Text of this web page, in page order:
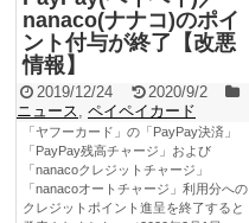
nanaco(ナナコ)のポイ
ント付与が終了【改悪
情報】
2019/12/24
2020/9/2
ニュース
ペイペイカード
「ヤフーカード」の「PayPay決済」
「PayPay残高チャージ」および
「nanacoクレジットチャージ」
「nanacoオートチャージ」利用分への
クレジットポイント進呈を終了すると